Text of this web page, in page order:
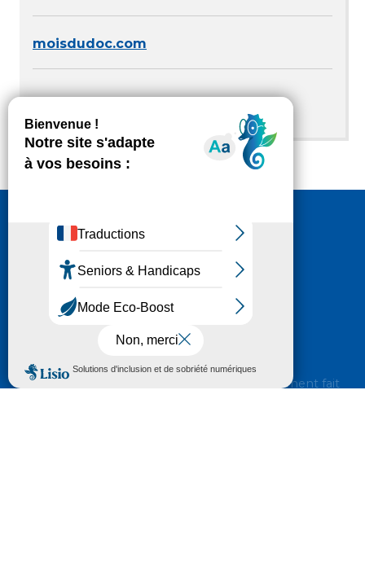
moisdudoc.com
Nous contacter
6 RUE GASTON MANENT
65013 TARBESCEDEX 09
Le courrier que vous adressez au Département fait